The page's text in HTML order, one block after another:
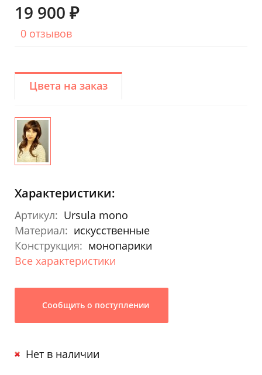
19 900 ₽
0 отзывов
Цвета на заказ
Характеристики:
Артикул: Ursula mono
Материал: искусственные
Конструкция: монопарики
Все характеристики
Сообщить о поступлении
Нет в наличии